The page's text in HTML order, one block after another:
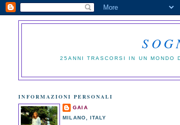
25ANNI TRASCORSI IN UN
INFORMAZIONI PERSONALI
GAIA
MILANO, ITALY